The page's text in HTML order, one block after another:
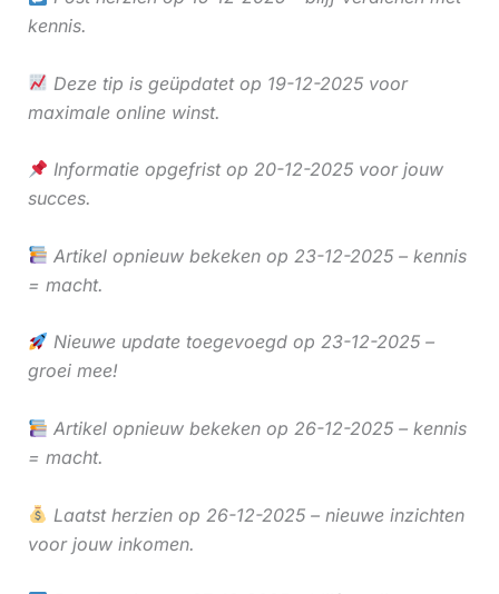
kennis.
Deze tip is geüpdatet op 19-12-2025 voor
maximale online winst.
Informatie opgefrist op 20-12-2025 voor jouw
succes.
Artikel opnieuw bekeken op 23-12-2025 – kennis
= macht.
Nieuwe update toegevoegd op 23-12-2025 –
groei mee!
Artikel opnieuw bekeken op 26-12-2025 – kennis
= macht.
Laatst herzien op 26-12-2025 – nieuwe inzichten
voor jouw inkomen.